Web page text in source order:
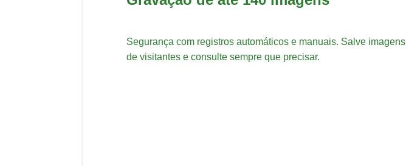
Segurança com registros automáticos e manuais. Salve imagens
de visitantes e consulte sempre que precisar.